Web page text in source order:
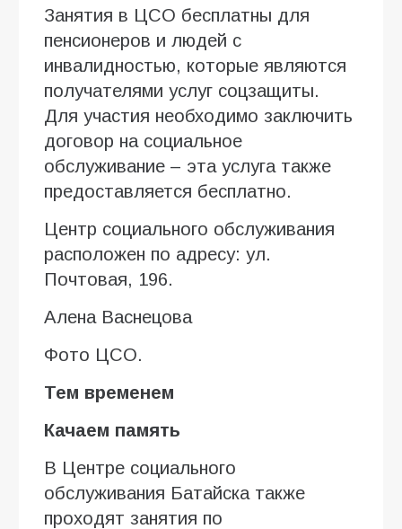
Занятия в ЦСО бесплатны для
пенсионеров и людей с
инвалидностью, которые являются
получателями услуг соцзащиты.
Для участия необходимо заключить
договор на социальное
обслуживание – эта услуга также
предоставляется бесплатно.
Центр социального обслуживания
расположен по адресу: ул.
Почтовая, 196.
Алена Васнецова
Фото ЦСО.
Тем временем
Качаем память
В Центре социального
обслуживания Батайска также
проходят занятия по